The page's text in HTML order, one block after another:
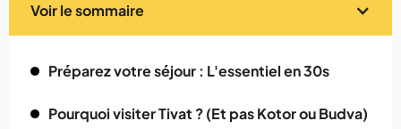
Voir le sommaire
Préparez votre séjour : L'essentiel en 30s
Pourquoi visiter Tivat ? (Et pas Kotor ou Budva)